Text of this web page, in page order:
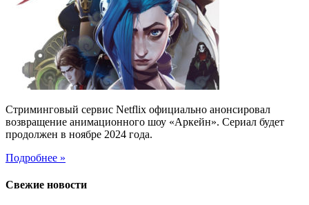
Стриминговый сервис Netflix официально анонсировал
возвращение анимационного шоу «Аркейн». Сериал будет
продолжен в ноябре 2024 года.
Подробнее »
Свежие новости